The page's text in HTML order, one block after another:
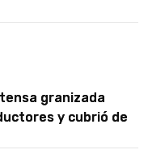
granizada
y cubrió de